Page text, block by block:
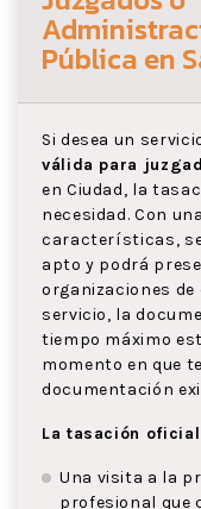
Pública en
Si desea un
válida para
en Ciudad, la
necesidad. Con
características, se
apto y podrá
organizaciones
servicio, la
tiempo máximo
momento en que
documentación
La tasación
Una visita a la
profesional que